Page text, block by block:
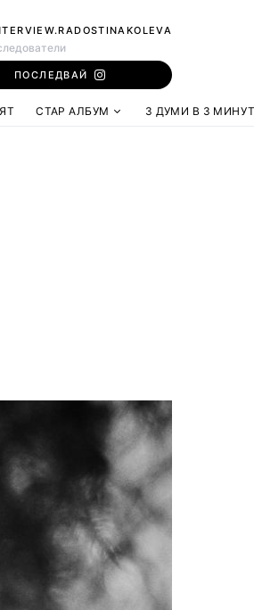
ПОСЛЕДВАЙ
СТАР АЛБУМ 3 ДУМИ В 3